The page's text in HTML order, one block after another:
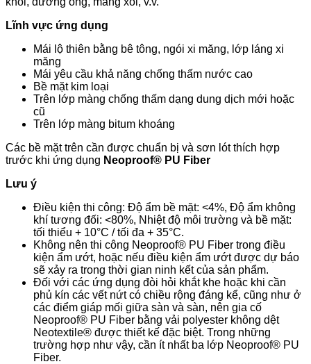
Lĩnh vực ứng dụng
Mái lộ thiên bằng bê tông, ngói xi măng, lớp láng xi
măng
Mái yêu cầu khả năng chống thấm nước cao
Bề mặt kim loại
Trên lớp màng chống thấm dạng dung dịch mới hoặc
cũ
Trên lớp màng bitum khoáng
Các bề mặt trên cần được chuẩn bị và sơn lót thích hợp
trước khi ứng dụng Neoproof® PU Fiber
Lưu ý
Điều kiện thi công: Độ ẩm bề mặt: <4%, Độ ẩm không
khí tương đối: <80%, Nhiệt độ môi trường và bề mặt:
tối thiểu + 10°C / tối đa + 35°C.
Không nên thi công Neoproof® PU Fiber trong điều
kiện ẩm ướt, hoặc nếu điều kiện ẩm ướt được dự báo
sẽ xảy ra trong thời gian ninh kết của sản phẩm.
Đối với các ứng dụng đòi hỏi khắt khe hoặc khi cần
phủ kín các vết nứt có chiều rộng đáng kể, cũng như ở
các điểm giáp mối giữa sàn và sàn, nên gia cố
Neoproof® PU Fiber bằng vải polyester không dệt
Neotextile® được thiết kế đặc biệt. Trong những
trường hợp như vậy, cần ít nhất ba lớp Neoproof® PU
Fiber.